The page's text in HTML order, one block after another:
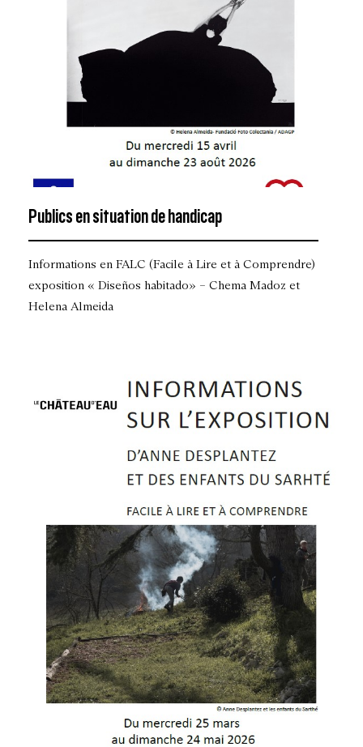
Informations en FALC (Facile à Lire et à Comprendre)
exposition « Diseños habitado» – Chema Madoz et
Helena Almeida
Publics en situation de handicap